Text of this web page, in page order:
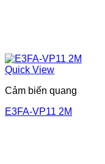
Quick View
Cảm biến quang
E3FA-VP11 2M